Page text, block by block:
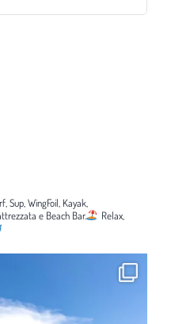
Sup, WingFoil, Kayak,
e Beach Bar.
Relax,